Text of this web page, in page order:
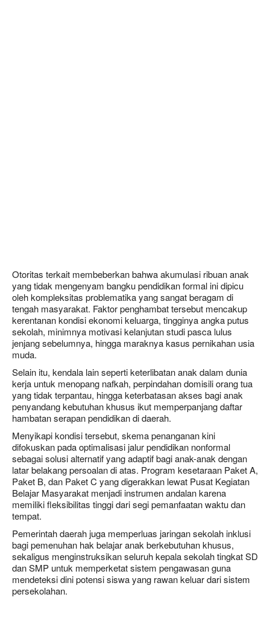
Otoritas terkait membeberkan bahwa akumulasi ribuan anak
yang tidak mengenyam bangku pendidikan formal ini dipicu
oleh kompleksitas problematika yang sangat beragam di
tengah masyarakat. Faktor penghambat tersebut mencakup
kerentanan kondisi ekonomi keluarga, tingginya angka putus
sekolah, minimnya motivasi kelanjutan studi pasca lulus
jenjang sebelumnya, hingga maraknya kasus pernikahan usia
muda.
Selain itu, kendala lain seperti keterlibatan anak dalam dunia
kerja untuk menopang nafkah, perpindahan domisili orang tua
yang tidak terpantau, hingga keterbatasan akses bagi anak
penyandang kebutuhan khusus ikut memperpanjang daftar
hambatan serapan pendidikan di daerah.
Menyikapi kondisi tersebut, skema penanganan kini
difokuskan pada optimalisasi jalur pendidikan nonformal
sebagai solusi alternatif yang adaptif bagi anak-anak dengan
latar belakang persoalan di atas. Program kesetaraan Paket A,
Paket B, dan Paket C yang digerakkan lewat Pusat Kegiatan
Belajar Masyarakat menjadi instrumen andalan karena
memiliki fleksibilitas tinggi dari segi pemanfaatan waktu dan
tempat.
Pemerintah daerah juga memperluas jaringan sekolah inklusi
bagi pemenuhan hak belajar anak berkebutuhan khusus,
sekaligus menginstruksikan seluruh kepala sekolah tingkat SD
dan SMP untuk memperketat sistem pengawasan guna
mendeteksi dini potensi siswa yang rawan keluar dari sistem
persekolahan.